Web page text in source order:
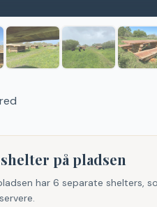
på pladsen
har 6 separate shelters,